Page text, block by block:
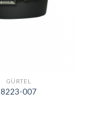
GÜRTEL
8223-007